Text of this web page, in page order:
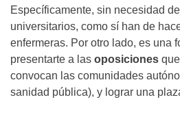
Específicamente, sin necesidad
universitarios, como sí han de
enfermeras. Por otro lado, es una
presentarte a las oposiciones
convocan las comunidades
sanidad pública), y lograr una